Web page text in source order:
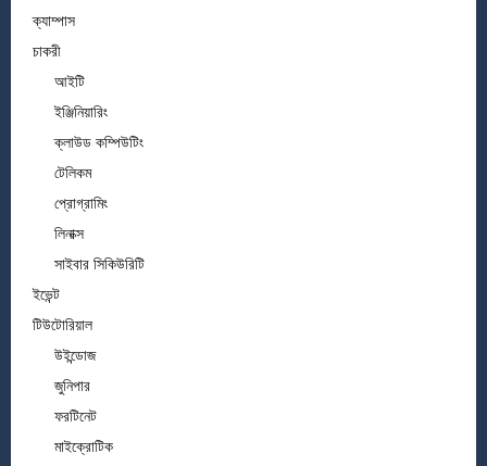
ক্যাম্পাস
চাকরী
আইটি
ইঞ্জিনিয়ারিং
ক্লাউড কম্পিউটিং
টেলিকম
প্রোগ্রামিং
লিনাক্স
সাইবার সিকিউরিটি
ইভেন্ট
টিউটোরিয়াল
উইন্ডোজ
জুনিপার
ফরটিনেট
মাইক্রোটিক